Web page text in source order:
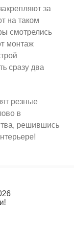
за
на таком
смотрелись
монтаж
сразу два
резные
в
решившись